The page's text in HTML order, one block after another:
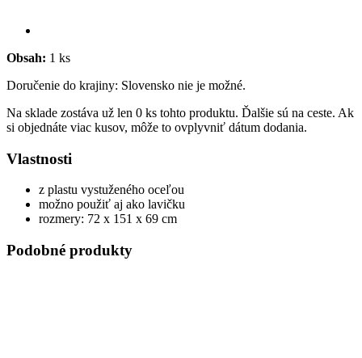
Obsah: 1 ks
Doručenie do krajiny: Slovensko nie je možné.
Na sklade zostáva už len 0 ks tohto produktu. Ďalšie sú na ceste. Ak
si objednáte viac kusov, môže to ovplyvniť dátum dodania.
Vlastnosti
z plastu vystuženého oceľou
možno použiť aj ako lavičku
rozmery: 72 x 151 x 69 cm
Podobné produkty